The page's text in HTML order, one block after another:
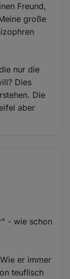
Freund,
große
nur die
Dies
Die
aber
- wie schon
er immer
teuflisch